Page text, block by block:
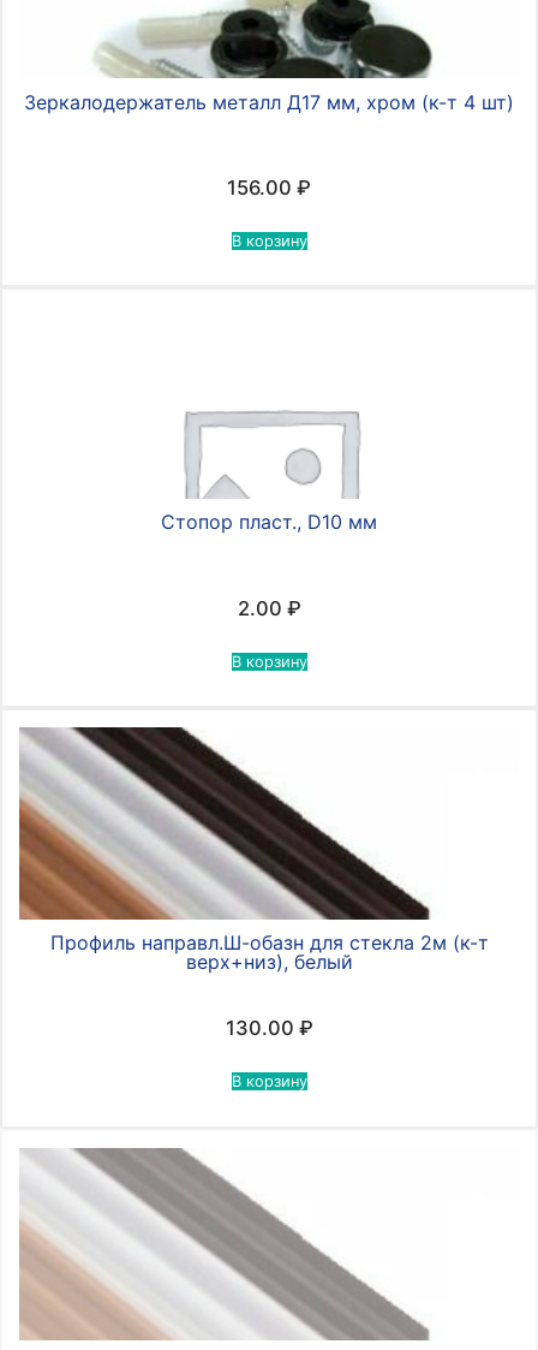
Зеркалодержатель металл Д17 мм, хром (к-т 4 шт)
156.00 ₽
В корзину
Стопор пласт., D10 мм
2.00 ₽
В корзину
Профиль направл.Ш-обазн для стекла 2м (к-т
верх+низ), белый
130.00 ₽
В корзину